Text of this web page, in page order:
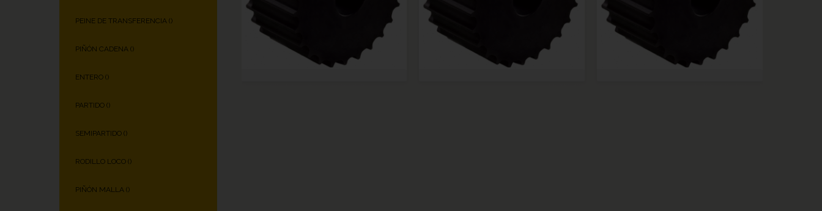
PEINE DE TRANSFERENCIA ()
PIÑÓN CADENA ()
ENTERO ()
PARTIDO ()
SEMIPARTIDO ()
RODILLO LOCO ()
PIÑÓN MALLA ()